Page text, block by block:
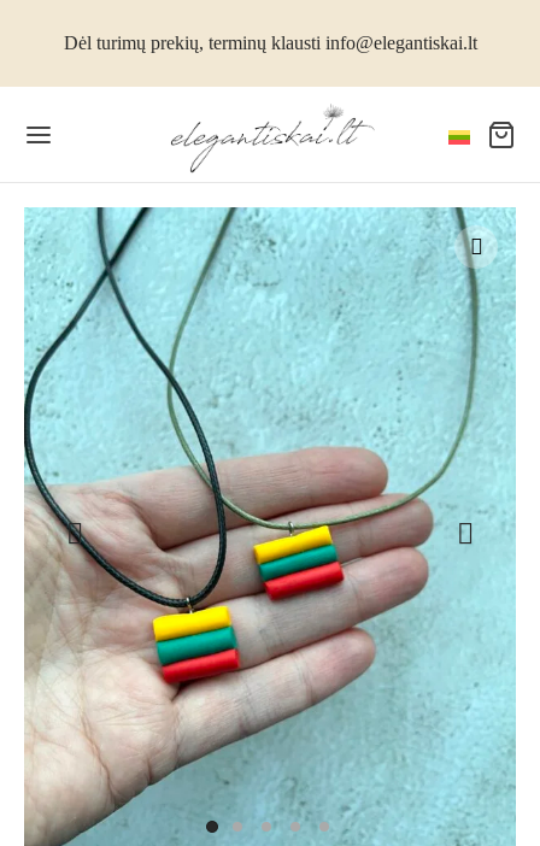
Dėl turimų prekių, terminų klausti info@elegantiskai.lt